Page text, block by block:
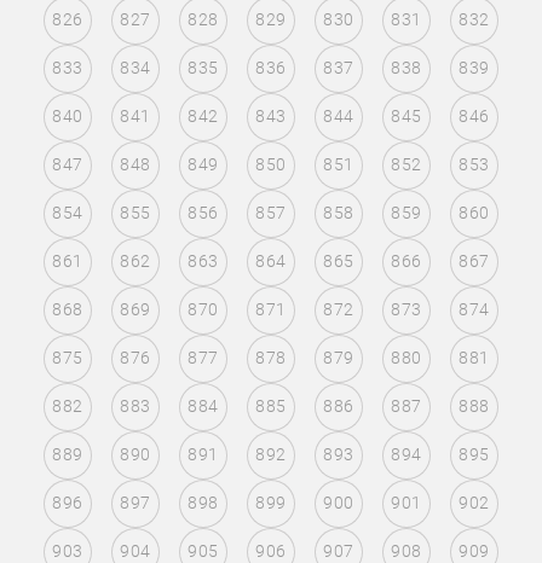
826 827 828 829 830 831 832
833 834 835 836 837 838 839
840 841 842 843 844 845 846
847 848 849 850 851 852 853
854 855 856 857 858 859 860
861 862 863 864 865 866 867
868 869 870 871 872 873 874
875 876 877 878 879 880 881
882 883 884 885 886 887 888
889 890 891 892 893 894 895
896 897 898 899 900 901 902
903 904 905 906 907 908 909